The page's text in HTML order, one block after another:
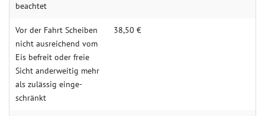
be­achtet
Vor der Fahrt Schei­ben
nicht aus­reichend vom
Eis be­freit oder frei­e
Sicht ander­weitig mehr
als zu­lässig einge­
schränkt
38,50 €